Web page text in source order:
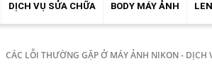
DỊCH VỤ SỬA CHỮA BODY MÁY ẢNH
CÁC LỖI THƯỜNG GẶP Ở MÁY ẢNH NIKON -